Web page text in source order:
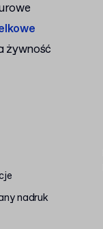
żywność
nadruk